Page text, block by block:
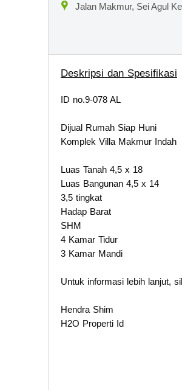
Jalan Makmur, Sei Agul
Deskripsi dan Spesifikasi
ID no.9-078 AL
Dijual Rumah Siap Huni
Komplek Villa Makmur Indah
Luas Tanah 4,5 x 18
Luas Bangunan 4,5 x 14
3,5 tingkat
Hadap Barat
SHM
4 Kamar Tidur
3 Kamar Mandi
Untuk informasi lebih lanjut,
Hendra Shim
H2O Properti Id